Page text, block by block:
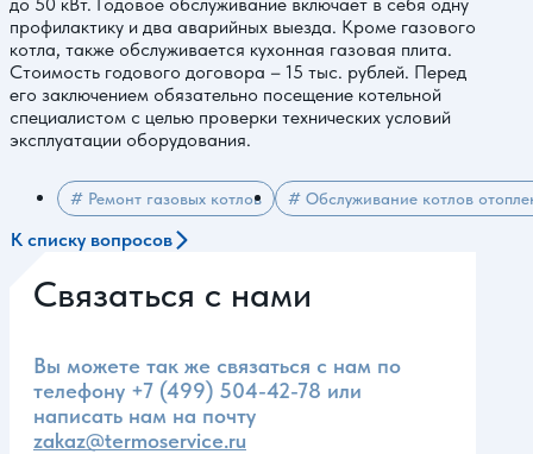
профилактику и два аварийных выезда. Кроме газового
котла, также обслуживается кухонная газовая плита.
Стоимость годового договора – 15 тыс. рублей. Перед
его заключением обязательно посещение котельной
специалистом с целью проверки технических условий
эксплуатации оборудования.
# Ремонт газовых котлов # Обслуживание котлов
К списку вопросов
Связаться с нами
Вы можете так же связаться с нам по
телефону +7 (499) 504-42-78 или
написать нам на почту
zakaz@termoservice.ru